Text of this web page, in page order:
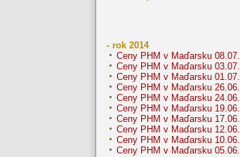
- rok 2014
Ceny PHM v Maďarsku 08.07.
Ceny PHM v Maďarsku 03.07.
Ceny PHM v Maďarsku 01.07.
Ceny PHM v Maďarsku 26.06.
Ceny PHM v Maďarsku 24.06.
Ceny PHM v Maďarsku 19.06.
Ceny PHM v Maďarsku 17.06.
Ceny PHM v Maďarsku 12.06.
Ceny PHM v Maďarsku 10.06.
Ceny PHM v Maďarsku 05.06.